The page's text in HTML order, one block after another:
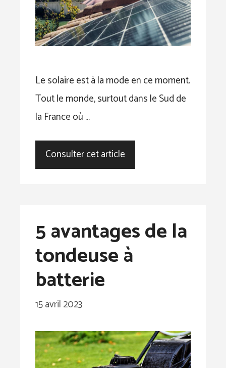
Le solaire est à la mode en ce moment.
Tout le monde, surtout dans le Sud de
la France où …
Consulter cet article
5 avantages de la
tondeuse à
batterie
15 avril 2023